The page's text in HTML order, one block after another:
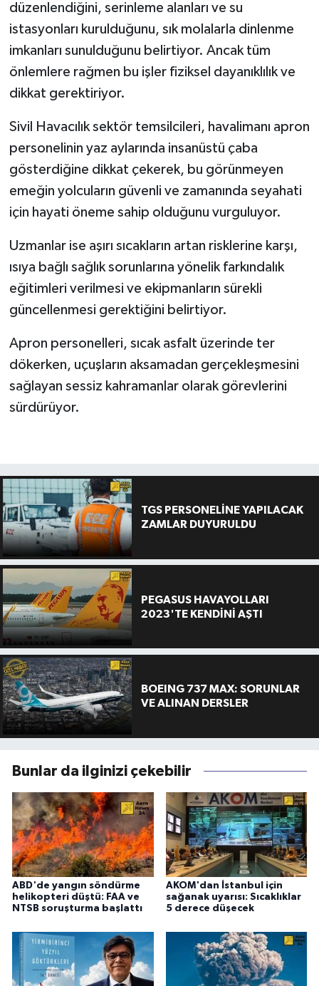
düzenlendiğini, serinleme alanları ve su
istasyonları kurulduğunu, sık molalarla dinlenme
imkanları sunulduğunu belirtiyor. Ancak tüm
önlemlere rağmen bu işler fiziksel dayanıklılık ve
dikkat gerektiriyor.
Sivil Havacılık sektör temsilcileri, havalimanı apron
personelinin yaz aylarında insanüstü çaba
gösterdiğine dikkat çekerek, bu görünmeyen
emeğin yolcuların güvenli ve zamanında seyahati
için hayati öneme sahip olduğunu vurguluyor.
Uzmanlar ise aşırı sıcakların artan risklerine karşı,
ısıya bağlı sağlık sorunlarına yönelik farkındalık
eğitimleri verilmesi ve ekipmanların sürekli
güncellenmesi gerektiğini belirtiyor.
Apron personelleri, sıcak asfalt üzerinde ter
dökerken, uçuşların aksamadan gerçekleşmesini
sağlayan sessiz kahramanlar olarak görevlerini
sürdürüyor.
TGS PERSONELİNE YAPILACAK
ZAMLAR DUYURULDU
PEGASUS HAVAYOLLARI
2023'TE KENDİNİ AŞTI
BOEING 737 MAX: SORUNLAR
VE ALINAN DERSLER
Bunlar da ilginizi çekebilir
ABD'de yangın söndürme
helikopteri düştü: FAA ve
NTSB soruşturma başlattı
AKOM'dan İstanbul için
sağanak uyarısı: Sıcaklıklar
5 derece düşecek